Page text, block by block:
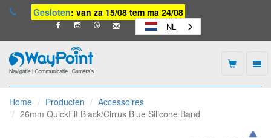
Gesloten: van za 15/08 tem ma 24/08
NL
-
naar
homepage
Home Producten
Accessoires
26mm QuickFit Black/Cirrus Blue Silicone Band